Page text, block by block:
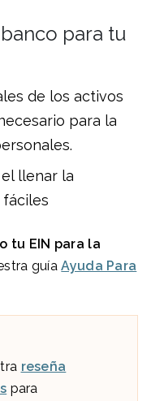
para tu
de los activos
para la
llenar la
fáciles
tu EIN para la
guíaAyuda Para
reseña
para